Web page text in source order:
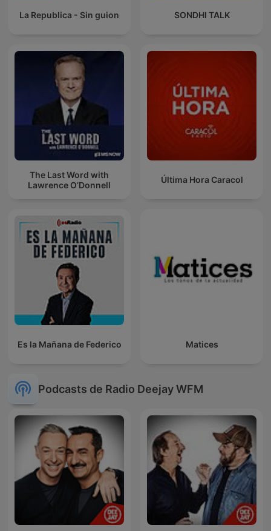
La Republica - Sin guion SONDHI TALK
The Last Word with
Lawrence O’Donnell
Última Hora Caracol
Es la Mañana de Federico Matices
Podcasts de Radio Deejay WFM